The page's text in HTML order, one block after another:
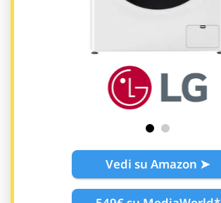
Vedi su Amazon ➤